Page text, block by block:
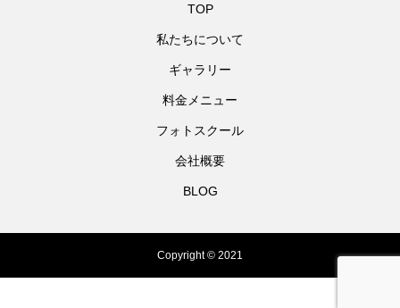
TOP
私たちについて
ギャラリー
料金メニュー
フォトスクール
会社概要
BLOG
Copyright © 2021